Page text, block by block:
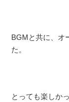
BGMと共に、オ
た。
とっても楽しか